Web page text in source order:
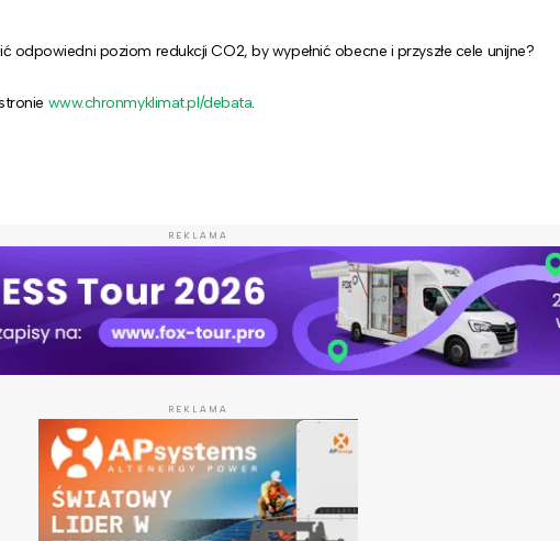
odpowiedni poziom redukcji CO2, by wypełnić obecne i przyszłe cele unijne?
www.chronmyklimat.pl/debata.
REKLAMA
REKLAMA